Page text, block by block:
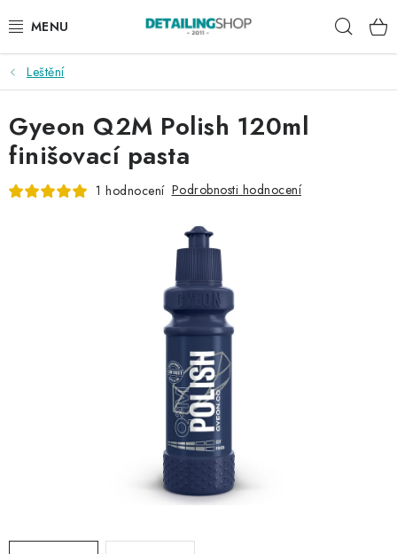
na
AKCE
NOVINKY
EXTERIÉR
DÁRKOVÉ SADY A POUKAZY
PRODÁVANÉ ZNAČKY
BYDLENÍ
Leštění
Gyeon Q2M Polish 120ml
finišovací pasta
1 hodnocení Podrobnosti hodnocení